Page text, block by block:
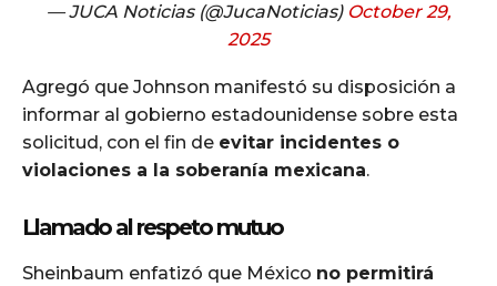
— JUCA Noticias (@JucaNoticias) October 29,
2025
Agregó que Johnson manifestó su disposición a
informar al gobierno estadounidense sobre esta
solicitud, con el fin de evitar incidentes o
violaciones a la soberanía mexicana.
Llamado al respeto mutuo
Sheinbaum enfatizó que México no permitirá